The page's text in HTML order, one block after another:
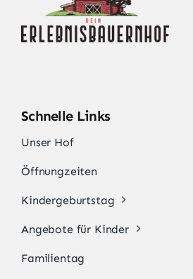
Schnelle Links
Unser Hof
Öffnungzeiten
Kindergeburtstag
Angebote für Kinder
Familientag